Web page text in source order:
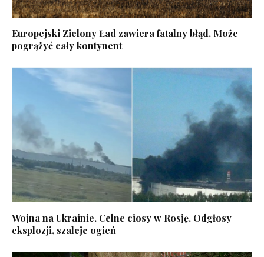
Europejski Zielony Ład zawiera fatalny błąd. Może
pogrążyć cały kontynent
Wojna na Ukrainie. Celne ciosy w Rosję. Odgłosy
eksplozji, szaleje ogień